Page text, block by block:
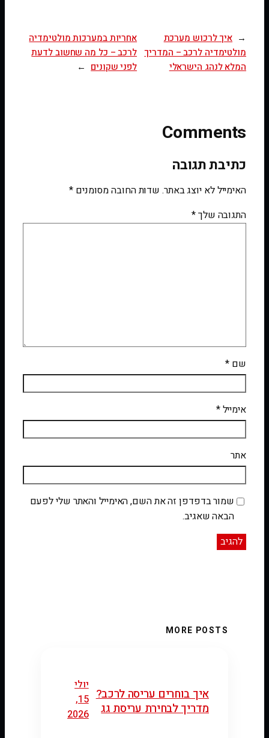
← איך לרכוש מערכת
מולטימדיה לרכב – המדריך
המלא לנהג הישראלי
אחריות במערכות מולטימדיה
לרכב – כל מה שחשוב לדעת
לפני שקונים →
Comments
כתיבת תגובה
האימייל לא יוצג באתר. שדות החובה מסומנים *
התגובה שלך*
שם *
אימייל*
אתר
שמור בדפדפן זה את השם, האימייל והאתר שלי לפעם
הבאה שאגיב.
MORE POSTS
איך בוחרים עריסה לרכב?
מדריך לבחירת עריסת גג
יולי
15,
2026